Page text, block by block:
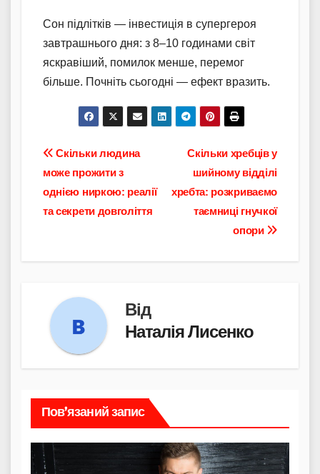
Сон підлітків — інвестиція в супергероя
завтрашнього дня: з 8–10 годинами світ
яскравіший, помилок менше, перемог
більше. Почніть сьогодні — ефект вразить.
Навігація
записів
Скільки хребців у
шийному відділі
хребта: розкриваємо
таємниці гнучкої
опори
Скільки людина
може прожити з
однією ниркою: реалії
та секрети довголіття
Від
Наталія Лисенко
Пов’язаний запис